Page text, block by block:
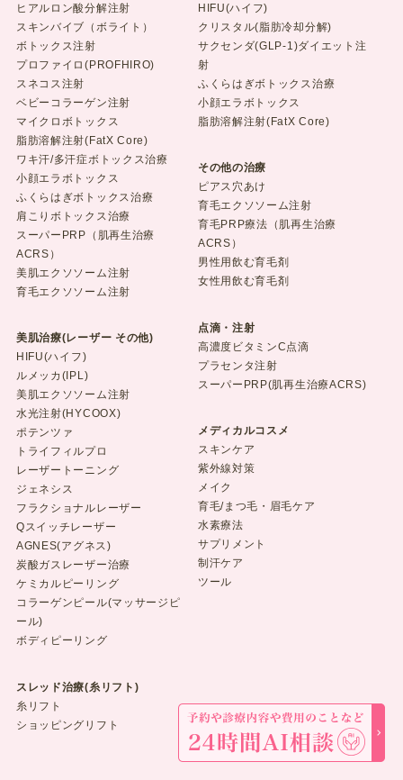
ヒアルロン酸分解注射
スキンバイブ（ボライト）
ボトックス注射
プロファイロ(PROFHIRO)
スネコス注射
ベビーコラーゲン注射
マイクロボトックス
脂肪溶解注射(FatX Core)
ワキ汗/多汗症ボトックス治療
小顔エラボトックス
ふくらはぎボトックス治療
肩こりボトックス治療
スーパーPRP（肌再生治療
ACRS）
美肌エクソソーム注射
育毛エクソソーム注射
美肌治療(レーザー その他)
HIFU(ハイフ)
ルメッカ(IPL)
美肌エクソソーム注射
水光注射(HYCOOX)
ポテンツァ
トライフィルプロ
レーザートーニング
ジェネシス
フラクショナルレーザー
Qスイッチレーザー
AGNES(アグネス)
炭酸ガスレーザー治療
ケミカルピーリング
コラーゲンピール(マッサージピ
ール)
ボディピーリング
スレッド治療(糸リフト)
糸リフト
ショッピングリフト
HIFU(ハイフ)
クリスタル(脂肪冷却分解)
サクセンダ(GLP-1)ダイエット注
射
ふくらはぎボトックス治療
小顔エラボトックス
脂肪溶解注射(FatX Core)
その他の治療
ピアス穴あけ
育毛エクソソーム注射
育毛PRP療法（肌再生治療
ACRS）
男性用飲む育毛剤
女性用飲む育毛剤
点滴・注射
高濃度ビタミンC点滴
プラセンタ注射
スーパーPRP(肌再生治療ACRS)
メディカルコスメ
スキンケア
紫外線対策
メイク
育毛/まつ毛・眉毛ケア
水素療法
サプリメント
制汗ケア
ツール